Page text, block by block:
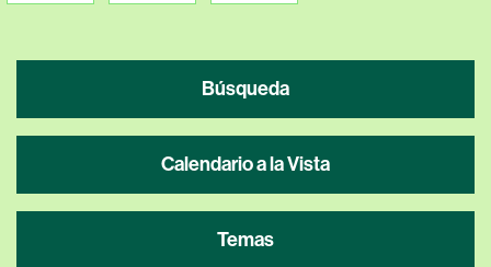
Búsqueda
Calendario a la Vista
Temas